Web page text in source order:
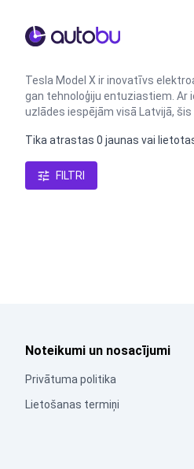
Autobu.eu
Tesla Model X ir inovatīvs
gan tehnoloģiju entuziastiem. Ar
uzlādes iespējām visā Latvijā,
Tika atrastas 0 jaunas vai
FILTRI
Noteikumi un nosacījumi
Privātuma politika
Lietošanas termiņi